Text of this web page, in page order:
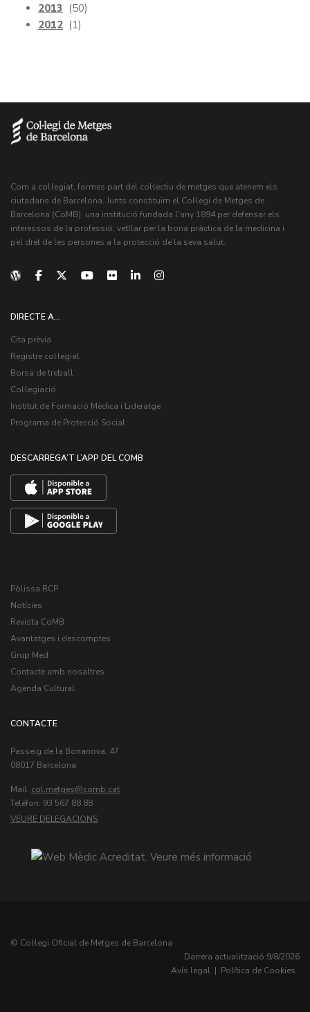
2013 (50)
2012 (1)
Com a col·legiat, formes part del col·lectiu de metges que atenem els
ciutadans de Barcelona. Junts constituïm el Col·legi de Metges de
Barcelona (CoMB), una institució fundada l'any 1894 per defensar els
interessos de la professió, vetllar per la bona pràctica de la medicina i
pel dret de les persones a la protecció de la seva salut.
DIRECTE A...
Cita prèvia
Registre col·legial
Borsa de treball
Col·legiació
Institut de Formació Mèdica i Lideratge
Programa de Protecció Social
DESCARREGA’T L’APP DEL COMB
Pòlissa RCP
Notícies
Revista CoMB
Avantatges i descomptes
Grup Med
Contacte amb nosaltres
Agenda Cultural
CONTACTE
Passeig de la Bonanova, 47
08017 Barcelona
Mail: col.metges
Teléfon: 93 567 88 88
VEURE DELEGACIONS
© Col·legi Oficial de Metges de Barcelona
Darrera actualització:9/8/2026
Avís legal | Política de Cookies